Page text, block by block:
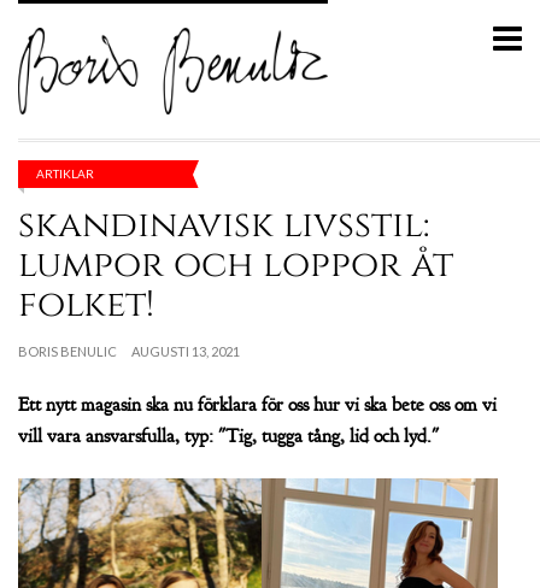
ARTIKLAR
skandinavisk livsstil:
lumpor och loppor åt
folket!
BORIS BENULIC AUGUSTI 13, 2021
Ett nytt magasin ska nu förklara för oss hur vi ska bete oss om vi
vill vara ansvarsfulla, typ: "Tig, tugga tång, lid och lyd."